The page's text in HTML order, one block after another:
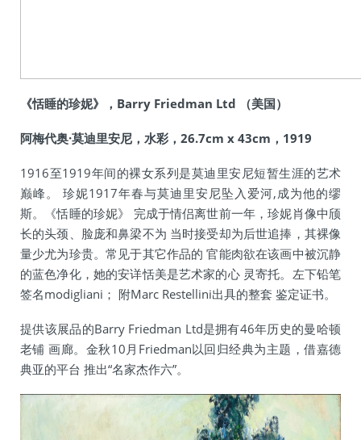
《恬睡的珍妮》，Barry Friedman Ltd （美国）
阿梅代奥·莫迪里安尼，水彩，26.7cm x 43cm，1919
1916至1919年间的裸女系列是莫迪里安尼短暂生涯的艺术
巅峰。 珍妮1917年春与莫迪里安尼坠入爱河,成为他的缪
斯。《恬睡的珍妮》 完成于情侣离世前一年，珍妮肖像中颀
长的头颈、脸庞和鼻梁不为 当时接受却为后世追捧，其裸像
量少尤为珍贵。常见于其它作品的 官能肉欲在该画中被沉静
的蓝色净化，她的安详恬美是艺术家的心 灵寄托。左下铅笔
签名modigliani； 附Marc Restellini出具的整套 鉴定证书。
提供该展品的Barry Friedman Ltd是拥有46年历史的曼哈顿
老铺 画廊。金秋10月Friedman以回归经典为主题，借嘉德
典亚的平台 推出“名家杰作六”。